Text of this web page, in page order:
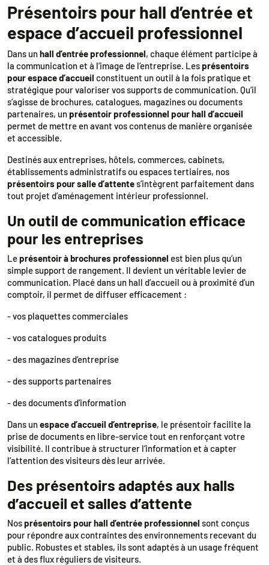
Présentoirs pour hall d’entrée et
espace d’accueil professionnel
Dans unhall d’entrée professionnel, chaque élément participe à
la communication et à l’image de l’entreprise. Lesprésentoirs
pour espace d’accueil constituent un outil à la fois pratique et
stratégique pour valoriser vos supports de communication. Qu’il
s’agisse de brochures, catalogues, magazines ou documents
partenaires, unprésentoir professionnel pour hall d’accueil
permet de mettre en avant vos contenus de manière organisée
et accessible.
Destinés aux entreprises, hôtels, commerces, cabinets,
établissements administratifs ou espaces tertiaires, nos
présentoirs pour salle d’attentes’intègrent parfaitement dans
tout projet d’aménagement intérieur professionnel.
Un outil de communication efficace
pour les entreprises
Leprésentoir à brochures professionnel est bien plus qu’un
simple support de rangement. Il devient un véritable levier de
communication. Placé dans un hall d’accueil ou à proximité d’un
comptoir, il permet de diffuser efficacement :
- vos plaquettes commerciales
- vos catalogues produits
- des magazines d’entreprise
- des supports partenaires
- des documents d’information
Dans unespace d’accueil d’entreprise, le présentoir facilite la
prise de documents en libre-service tout en renforçant votre
visibilité. Il contribue à structurer l’information et à capter
l’attention des visiteurs dès leur arrivée.
Des présentoirs adaptés aux halls
d’accueil et salles d’attente
Nosprésentoirs pour hall d’entrée professionnel sont conçus
pour répondre aux contraintes des environnements recevant du
public. Robustes et stables, ils sont adaptés à un usage fréquent
et à des flux réguliers de visiteurs.